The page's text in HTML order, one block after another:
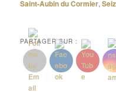
Saint-Aubin du Cormier,
PARTAGER SUR :